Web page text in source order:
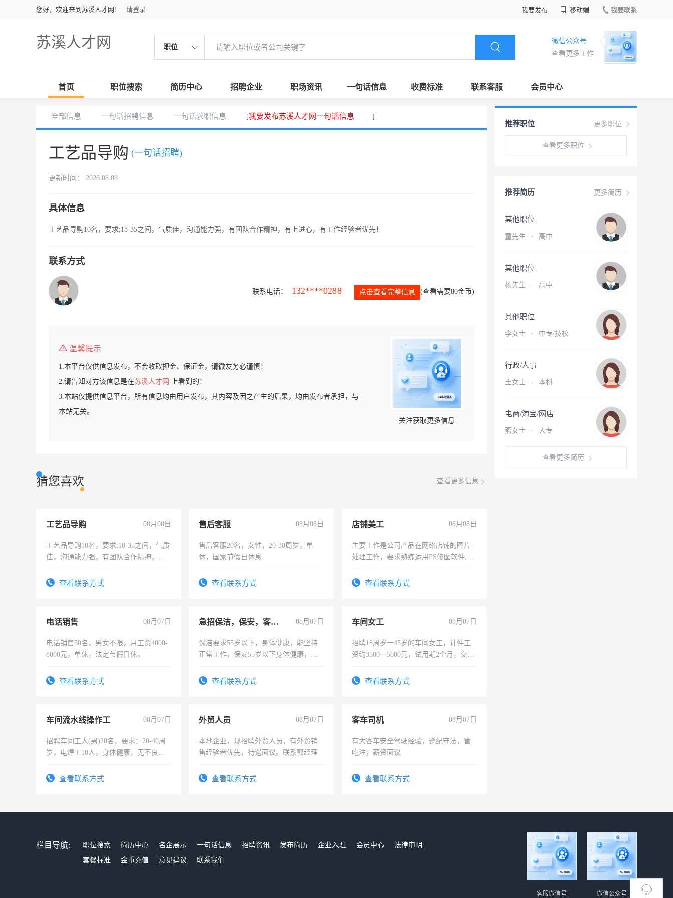
您好，欢迎来到苏溪人才网！ 请登录 我要发布 移动端 我要联系
苏溪人才网 职位
微信公众号
查看更多工作
首页 职位搜索 简历中心 招聘企业 职场资讯 一句话信息 收费标准 联系客服 会员中心
全部信息 一句话招聘信息 一句话求职信息 [我要发布苏溪人才网一句话信息 ]
工艺品导购 (一句话招聘)
更新时间： 2026.08.08
具体信息
工艺品导购10名，要求;18-35之间，气质佳，沟通能力强，有团队合作精神，有上进心，有工作经验者优先！
联系方式
联系电话： 132****0288 点击查看完整信息 (查看需要80金币)
温馨提示
1.本平台仅供信息发布，不会收取押金、保证金，请微友务必谨慎！
2.请告知对方该信息是在苏溪人才网
上看到的！
3.本站仅提供信息平台，所有信息均由用户发布，其内容及因之产生的后果，均由发布者承担，与
本站无关。
关注获取更多信息
猜您喜欢 查看更多信息
工艺品导购 08月08日
工艺品导购10名，要求;18-35之间，气质
佳，沟通能力强，有团队合作精神，有
查看联系方式
售后客服 08月08日
售后客服20名，女性，20-30周岁，单
休，国家节假日休息
查看联系方式
店铺美工 08月08日
主要工作是公司产品在网络店铺的图片
处理工作，要求熟练运用PS修图软件,工
查看联系方式
电话销售 08月07日
电话销售50名，男女不限，月工资4000-
8000元，单休，法定节假日休。
查看联系方式
急招保洁，保安，客服，工程 08月07日
保洁要求55岁以下，身体健康，能坚持
正常工作，保安55岁以下身体健康，有
录，客服要求45岁以下高中以上文化，
查看联系方式
车间女工 08月07日
招聘18周岁一45岁的车间女工，计件工
资约3500一5000元，试用期2个月，交五
查看联系方式
车间流水线操作工 08月07日
招聘车间工人(男)20名，要求：20-40周
岁，电焊工10人，身体健康，无不良嗜
宿，免费发放劳保用品，两班倒，每月
查看联系方式
外贸人员 08月07日
本地企业，现招聘外贸人员，有外贸销
售经验者优先，待遇面议。联系郭经理
查看联系方式
客车司机 08月07日
有大客车安全驾驶经验，遵纪守法，管
吃注，薪资面议
查看联系方式
更多职位
推荐职位
查看更多职位
更多简历
推荐简历
其他职位
童先生 · 高中
其他职位
杨先生 · 高中
其他职位
李女士 · 中专/技校
行政/人事
王女士 · 本科
电商/淘宝/网店
燕女士 · 大专
查看更多简历
栏目导航: 职位搜索 简历中心 名企展示 一句话信息 招聘资讯 发布简历 企业入驻 会员中心
法律申明
套餐标准
金币充值 意见建议 联系我们
微信公众号
客服微信号